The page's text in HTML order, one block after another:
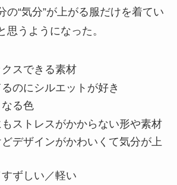
の“気分”が上がる服だけを着てい
思うようになった。
スできる素材
のにシルエットが好き
る色
ストレスがかからない形や素材
デザインがかわいくて気分が上
ずしい／軽い